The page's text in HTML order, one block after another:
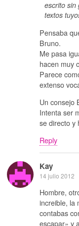
escrito sin
textos
Pensaba
Bruno.
Me pasa
hacen muy
Parece
extenso
Un consejo
Intenta ser
se directo y
Reply
Kay
14 julio 2012
Hombre,
increible, la
contabas
escapar» y